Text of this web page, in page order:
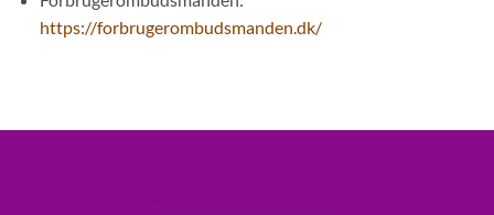
https://forbrugerombudsmanden.dk/